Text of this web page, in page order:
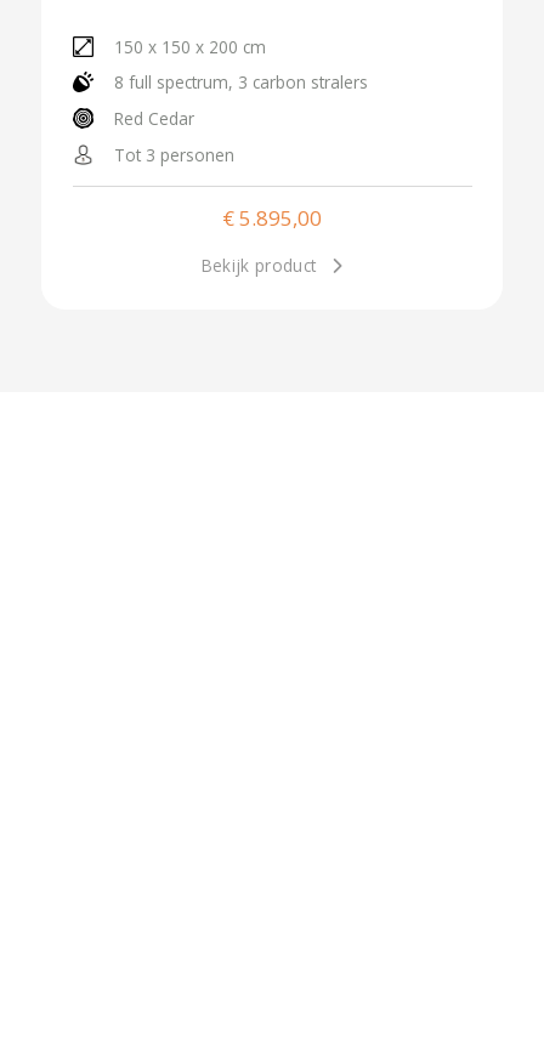
150 x 150 x 200 cm
8 full spectrum, 3 carbon stralers
Red Cedar
Tot 3 personen
€5.895,00
Bekijk product